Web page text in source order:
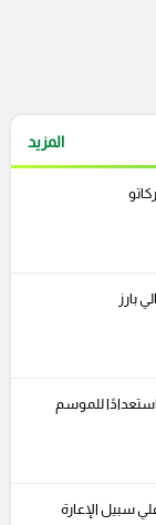
المزيد
بارز
للموسم
سبيل الإعارة